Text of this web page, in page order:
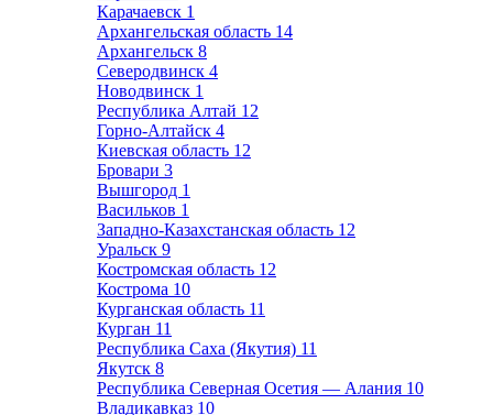
Карачаевск 1
Архангельская область 14
Архангельск 8
Северодвинск 4
Новодвинск 1
Республика Алтай 12
Горно-Алтайск 4
Киевская область 12
Бровари 3
Вышгород 1
Васильков 1
Западно-Казахстанская область 12
Уральск 9
Костромская область 12
Кострома 10
Курганская область 11
Курган 11
Республика Саха (Якутия) 11
Якутск 8
Республика Северная Осетия — Алания 10
Владикавказ 10